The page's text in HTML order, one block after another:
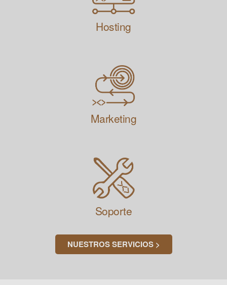
Hosting
Marketing
Soporte
NUESTROS SERVICIOS >